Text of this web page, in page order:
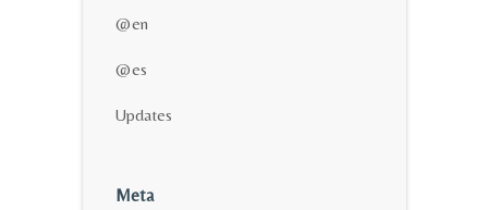
@en
@es
Updates
Meta